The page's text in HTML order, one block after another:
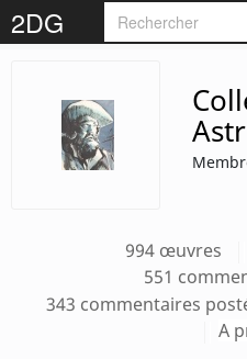
2DG Rejoignez-
réservées aux
Découvrez de
gratuites !
994 œuvres
551
343 commentaires
A